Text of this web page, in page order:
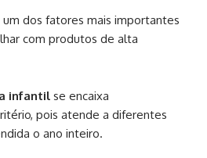
dos fatores mais importantes
com produtos de alta
infantil se encaixa
pois atende a diferentes
o ano inteiro.